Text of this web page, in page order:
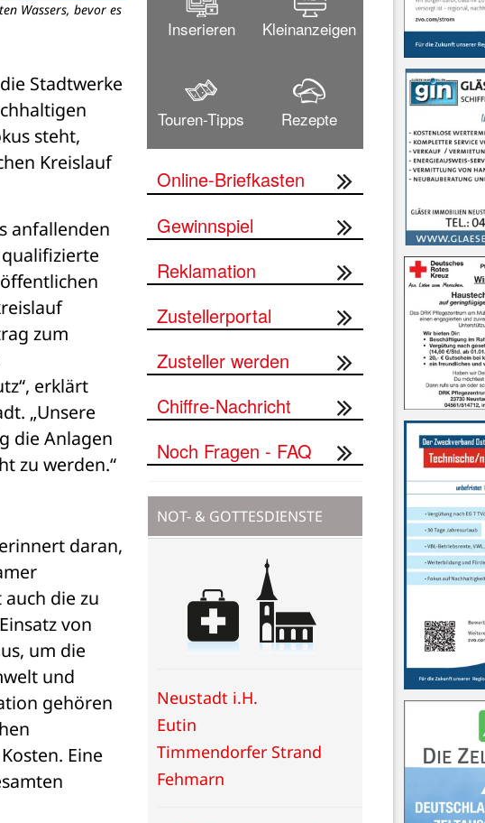
Wassers, bevor es
Stadtwerke
steht,
Kreislauf
anfallenden
zum
erklärt
„Unsere
die Anlagen
zu werden.“
daran,
die zu
von
um die
und
gehören
Eine
Inserieren Kleinanzeigen
Touren-Tipps Rezepte
Online-Briefkasten
Gewinnspiel
Reklamation
Zustellerportal
Zusteller werden
Chiffre-Nachricht
Noch Fragen - FAQ
NOT- & GOTTESDIENSTE
Neustadt i.H.
Eutin
Timmendorfer Strand
Fehmarn